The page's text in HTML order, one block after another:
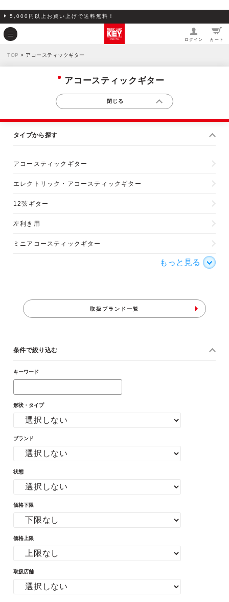
5,000円以上お買い上げで送料無料！
ログイン カート
TOP > アコースティックギター
アコースティックギター
タイプから探す
アコースティックギター
エレクトリック・アコースティックギター
12弦ギター
左利き用
ミニアコースティックギター
もっと見る
取扱ブランド一覧
条件で絞り込む
キーワード
形状・タイプ
ブランド
状態
価格下限
価格上限
取扱店舗